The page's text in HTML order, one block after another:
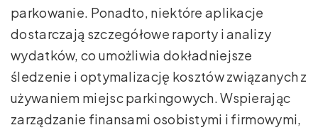
parkowanie. Ponadto, niektóre aplikacje
dostarczają szczegółowe raporty i analizy
wydatków, co umożliwia dokładniejsze
śledzenie i optymalizację kosztów związanych z
używaniem miejsc parkingowych. Wspierając
zarządzanie finansami osobistymi i firmowymi,